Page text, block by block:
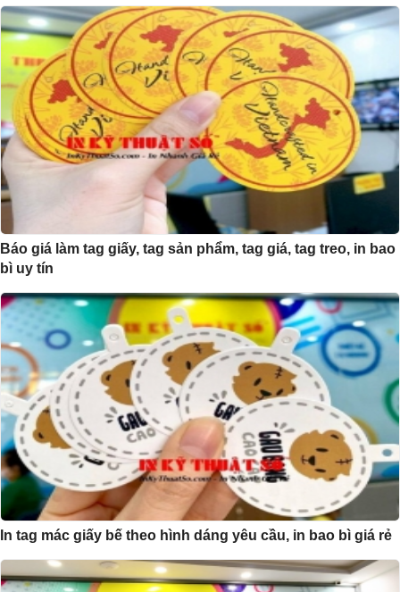
Báo giá làm tag giấy, tag sản phẩm, tag giá, tag treo, in bao
bì uy tín
In tag mác giấy bế theo hình dáng yêu cầu, in bao bì giá rẻ